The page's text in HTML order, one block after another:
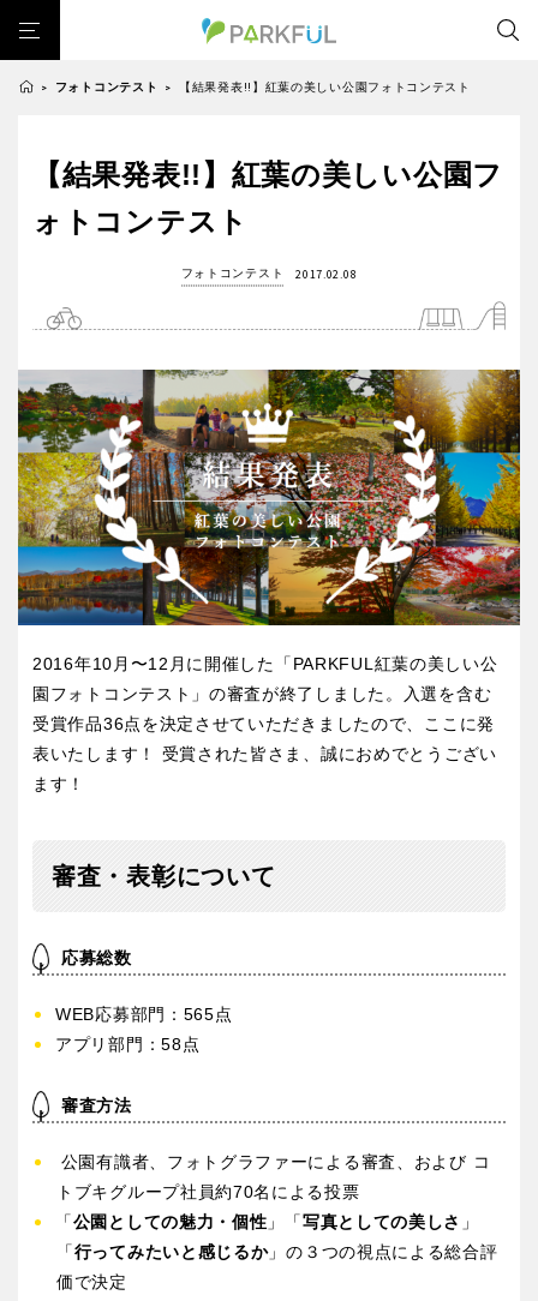
芝生広場 幼児向け 大型遊具 ピックアップ1000公園
ランニングコース サッカー・フットサル
動物園・ふれあい 紅葉の美しい公園
バスケットボール 彫刻・アート 桜・梅の名所 コトブキ事例
洋式庭園 ドッグラン ローラー滑り台 植物園 夜景スポット
Pickup 花の名所 プレーパーク 美術館 公園グルメ
インクルーシブパーク 屋根付き遊び場 花菖蒲 キャンプ場
ふわふわドーム バスケットゴール ライトアップ イルミネーション
イベント 交通公園 健康遊具 ゲートボール スケートパーク
地域で探す
北海道・東北
岩手 宮城
秋田 山形
福島
関東
茨城 栃木
群馬 埼玉
神奈川
山梨 長野
岐阜
大型遊具 ピックアップ1000公園
自然が豊か
水遊び
テニスコート
カフェ・レストラン ランニングコース
サッカー・フットサル 動物園・ふれあい
歴史・文化財 日本庭園
紅葉の美しい公園 さくら名所100公園
屋内遊び場 アスレチックコース
バスケットボール 彫刻・アート
桜・梅の名所 コトブキ事例
洋式庭園 ドッグラン
ローラー滑り台 植物園
夜景スポット Pickup
花の名所
インクルーシブパーク
ふわふわドーム
イベント
スケートパーク
地域で探す
> フォトコンテスト > 【結果発表!!】紅葉の美しい公園フォトコンテスト
【結果発表!!】紅葉の美しい公園フ
ォトコンテスト
フォトコンテスト 2017.02.08
2016年10月〜12月に開催した「PARKFUL紅葉の美しい公
園フォトコンテスト」の審査が終了しました。入選を含む
受賞作品36点を決定させていただきましたので、ここに発
表いたします！ 受賞された皆さま、誠におめでとうござい
ます！
審査・表彰について
応募総数
WEB応募部門：565点
アプリ部門：58点
審査方法
公園有識者、フォトグラファーによる審査、および コ
トブキグループ社員約70名による投票
「公園としての魅力・個性 」「写真としての美しさ 」
「行ってみたいと感じるか」の３つの視点による総合評
価で決定